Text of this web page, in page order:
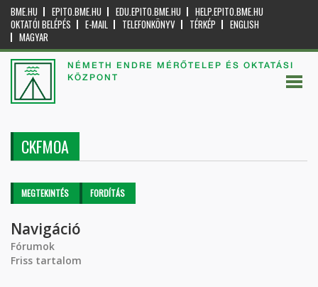
BME.HU EPITO.BME.HU EDU.EPITO.BME.HU
HELP.EPITO.BME.HU
OKTATÓI BELÉPÉS
E-MAIL TELEFONKÖNYV TÉRKÉP
ENGLISH
MAGYAR
NÉMETH ENDRE MÉRŐTELEP ÉS OKTATÁSI
KÖZPONT
CKFMOA
Elsődleges fülek
MEGTEKINTÉS (AKTÍVFORDÍTÁS
Navigáció
Fórumok
Friss tartalom